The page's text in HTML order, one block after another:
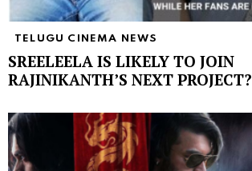
TELUGU CINEMA NEWS
SREELEELA IS LIKELY TO JOIN
RAJINIKANTH’S NEXT PROJECT?